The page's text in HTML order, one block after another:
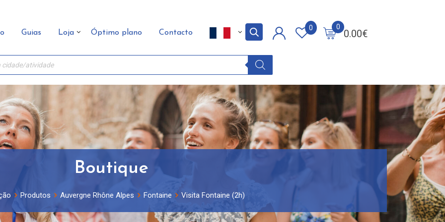
Guias Loja Óptimo plano Contacto 0.00€
0
0
Boutique
Produtos Auvergne Rhône Alpes Fontaine Visita Fontaine (2h)